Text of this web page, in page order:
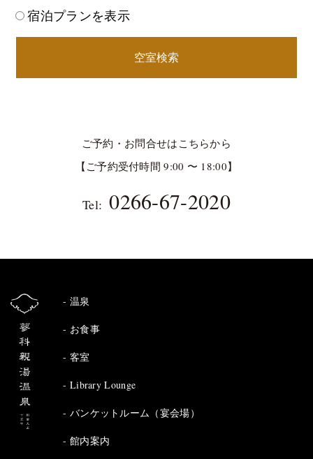
宿泊プランを表示
空室検索
ご予約・お問合せはこちらから
【ご予約受付時間 9:00 〜 18:00】
Tel: 0266-67-2020
温泉
お食事
客室
Library Lounge
バンケットルーム（宴会場）
館内案内